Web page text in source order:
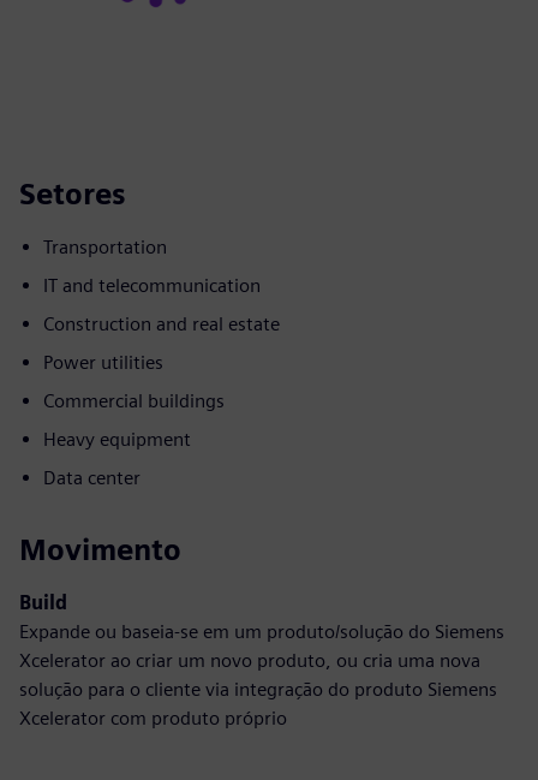
Setores
Transportation
IT and telecommunication
Construction and real estate
Power utilities
Commercial buildings
Heavy equipment
Data center
Movimento
Build
Expande ou baseia-se em um produto/solução do Siemens
Xcelerator ao criar um novo produto, ou cria uma nova
solução para o cliente via integração do produto Siemens
Xcelerator com produto próprio